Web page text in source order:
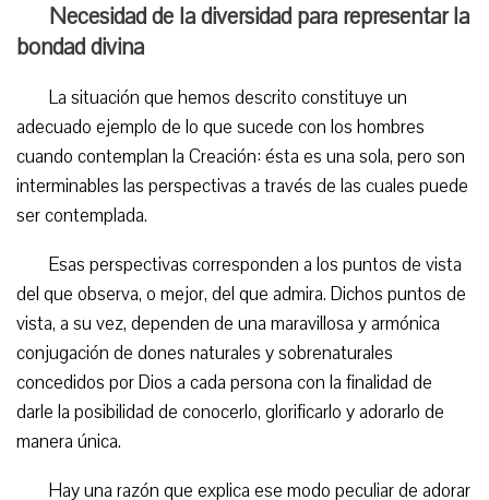
Necesidad de la diversidad para representar la
bondad divina
La situación que hemos descrito constituye un
adecuado ejemplo de lo que sucede con los hombres
cuando contemplan la Creación: ésta es una sola, pero son
interminables las perspectivas a través de las cuales puede
ser contemplada.
Esas perspectivas corresponden a los puntos de vista
del que observa, o mejor, del que admira. Dichos puntos de
vista, a su vez, dependen de una maravillosa y armónica
conjugación de dones naturales y sobrenaturales
concedidos por Dios a cada persona con la finalidad de
darle la posibilidad de conocerlo, glorificarlo y adorarlo de
manera única.
Hay una razón que explica ese modo peculiar de adorar